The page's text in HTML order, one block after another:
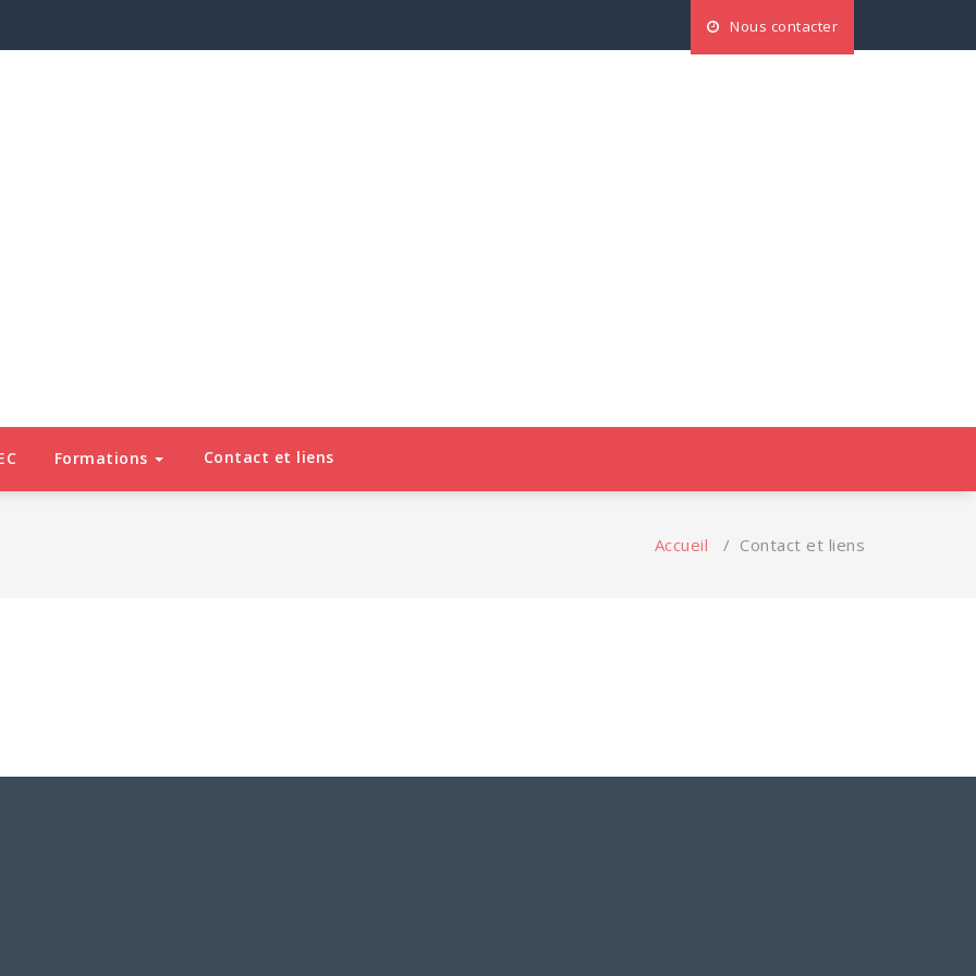
Nous contacter
Formations Contact et liens
Accueil / Contact et liens